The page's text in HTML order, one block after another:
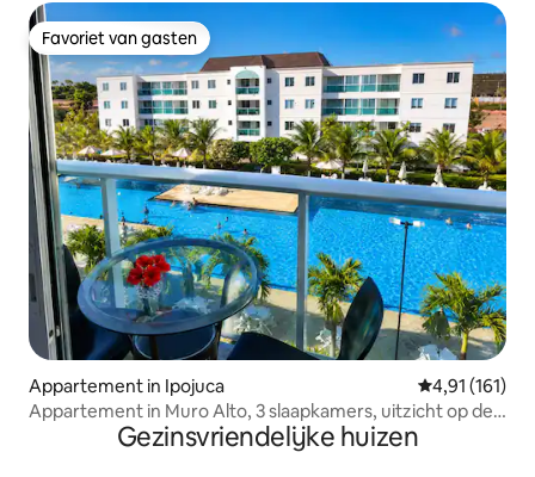
Favoriet van gasten
Favoriet van gasten
Appartement in Ipojuca Gemiddelde
4,91 (161)
Appartement in Muro Alto, 3 slaapkamers, uitzicht op de
zwembadenGezinsvriendelijke huizen